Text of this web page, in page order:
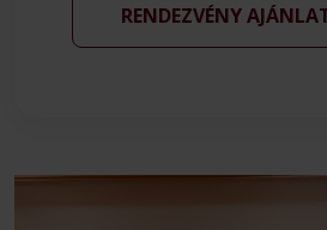
RENDEZVÉNY